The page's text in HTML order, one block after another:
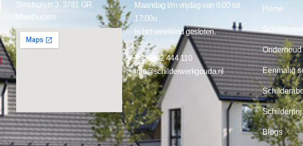
Smidsplein 3, 3781 GR
Voorthuizen
Maandag t/m vrijdag van 8:00 tot
17:00u
In het weekend gesloten.
Tel:0342 444 110
info@schilderwerkgouda.nl
Home
Onderhoud
Eenmalig
Blogs